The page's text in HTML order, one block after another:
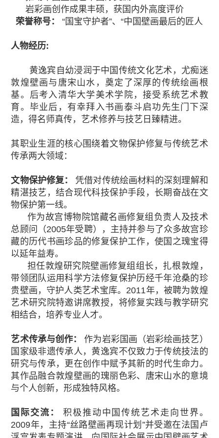
岩彩画创作成果丰硕，获国内外高度评价
荣誉称号：
“国宝守护者”、“中国壁画最后的匠人
人物经历:
黄逸宾自幼浸润于中国传统文化艺术，尤痴迷
敦煌壁画与唐宋山水，奠定了深厚的传统绘画根
基。后考入清华大学美术学院，接受系统艺术教
育。毕业后，有幸拜入书画泰斗启功先生门下深
造，得名师真传，艺术修养与技艺日臻精进。
其职业生涯的核心围绕着文物保护修复与传统艺术
传承两大领域：
文物保护修复：
凭借对传统绘画材料的深刻理解和
精湛技艺，结合现代科技保护手段，长期奋战在文
物保护第一线。
作为故宫博物院馆藏名画修复组负责人及技术
总顾问（2005年受聘），主持并参与了众多故宫珍
藏的历代书画珍品的修复保护工作，使国之瑰宝得
以延年益寿。
担任敦煌研究院壁画修复组组长，扎根敦煌，
带领团队运用科学方法修复保护历经千年沧桑的珍
贵壁画，守护人类艺术宝库。2011年，被聘为敦煌
艺术研究院特邀讲席教授，将修复实践与教学研究
相结合，培养专业人才。
艺术传承与创作：
作为岩彩国画（岩彩绘画技艺）
国家级非遗传承人，黄逸宾不仅致力于传统技法的
研究与传承，更在创作中赋予其新的时代生命力。
其作品融合敦煌壁画的瑰丽色彩、唐宋山水的意境
与个人创新，形成独特风格。
国际交流： 积极推动中国传统艺术走向世界。
2009年，主持“丝路壁画再现计划”并受邀在法国卢